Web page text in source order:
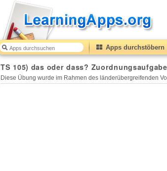
Apps durchstöbern
TS 105) das oder dass?
Diese Übung wurde im Rahmen des länderübergreifenden